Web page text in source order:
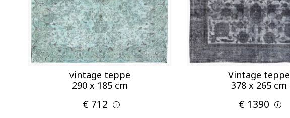
vintage teppe
290 x 185 cm
€ 712
Vintage teppe
378 x 265 cm
€ 1390